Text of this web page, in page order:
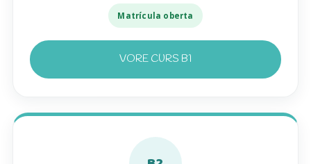
Matrícula oberta
VORE CURS B1